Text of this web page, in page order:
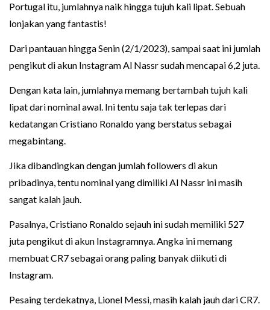
Portugal itu, jumlahnya naik hingga tujuh kali lipat. Sebuah
lonjakan yang fantastis!
Dari pantauan hingga Senin (2/1/2023), sampai saat ini jumlah
pengikut di akun Instagram Al Nassr sudah mencapai 6,2 juta.
Dengan kata lain, jumlahnya memang bertambah tujuh kali
lipat dari nominal awal. Ini tentu saja tak terlepas dari
kedatangan Cristiano Ronaldo yang berstatus sebagai
megabintang.
Jika dibandingkan dengan jumlah followers di akun
pribadinya, tentu nominal yang dimiliki Al Nassr ini masih
sangat kalah jauh.
Pasalnya, Cristiano Ronaldo sejauh ini sudah memiliki 527
juta pengikut di akun Instagramnya. Angka ini memang
membuat CR7 sebagai orang paling banyak diikuti di
Instagram.
Pesaing terdekatnya, Lionel Messi, masih kalah jauh dari CR7.